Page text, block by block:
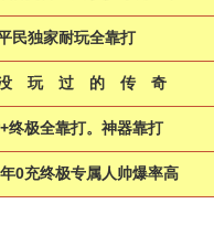
民独家耐玩全靠打
玩 过 的 传 奇
终极全靠打。神器靠打
0充终极专属人帅爆率高